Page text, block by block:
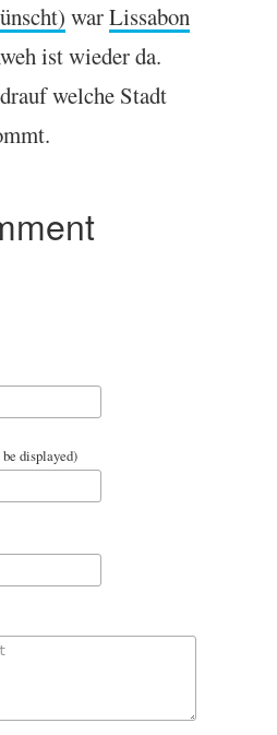
warLiss­a­bon
ist wieder da.
welche Stadt
displayed)